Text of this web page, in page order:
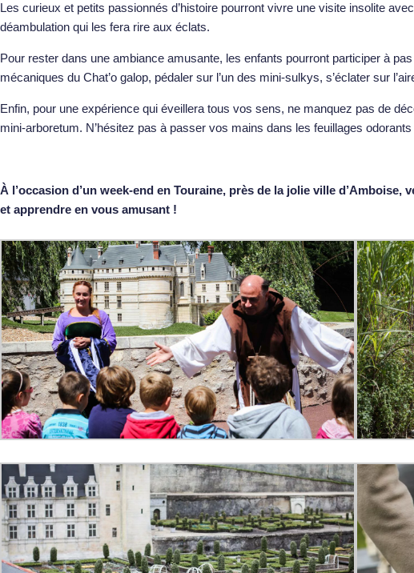
Les curieux et petits passionnés d’histoire pourront vivre une visite insolite avec
déambulation qui les fera rire aux éclats.
Pour rester dans une ambiance amusante, les enfants pourront participer à
mécaniques du Chat’o galop, pédaler sur l’un des mini-sulkys, s’éclater sur
Enfin, pour une expérience qui éveillera tous vos sens, ne manquez pas de
mini-arboretum. N’hésitez pas à passer vos mains dans les feuillages
À l’occasion d’un week-end en Touraine, près de la jolie ville d’Amboise,
et apprendre en vous amusant !